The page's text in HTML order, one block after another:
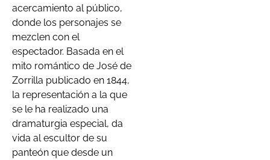
acercamiento al público,
donde los personajes se
mezclen con el
espectador. Basada en el
mito romántico de José de
Zorrilla publicado en 1844,
la representación a la que
se le ha realizado una
dramaturgia especial, da
vida al escultor de su
panteón que desde un